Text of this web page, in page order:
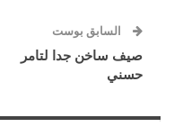
السابق بوست
صيف ساخن جدا لتامر
حسني